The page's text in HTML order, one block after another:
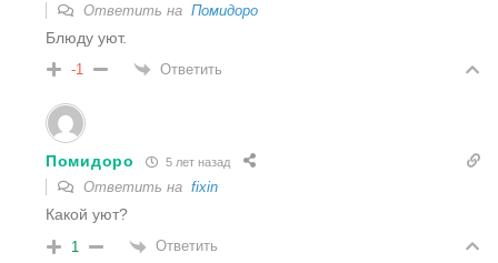
Ответить на Помидоро
Блюду уют.
-1 Ответить
Помидоро 5 лет назад
Ответить на fixin
Какой уют?
1 Ответить